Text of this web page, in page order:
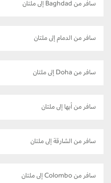
سافر من Baghdad إلى ملتان
سافر من الدمام إلى ملتان
سافر من Doha إلى ملتان
سافر من أبها إلى ملتان
سافر من الشارقة إلى ملتان
سافر من Colombo إلى ملتان